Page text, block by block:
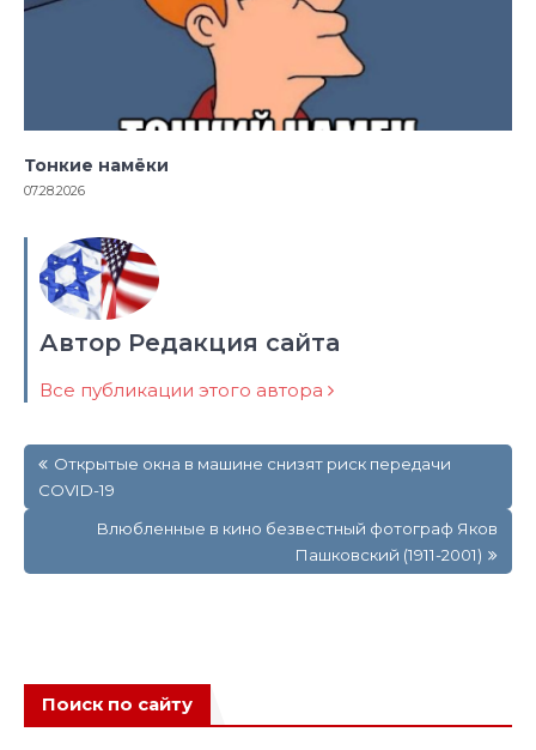
Тонкие намёки
07.28.2026
Автор Редакция сайта
Все публикации этого автора
по
записям
Открытые окна в машине снизят риск передачи
COVID-19
Влюбленные в кино безвестный фотограф Яков
Пашковский (1911-2001)
Поиск по сайту